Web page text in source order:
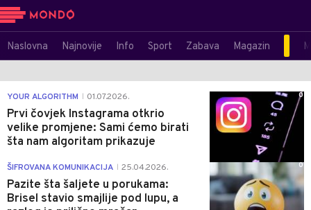
Naslovna Najnovije Info Sport Zabava Magazin
YOUR ALGORITHM 01.07.2026.
Prvi čovjek Instagrama otkrio
velike promjene: Sami ćemo birati
šta nam algoritam prikazuje
0
ŠIFROVANA KOMUNIKACIJA 25.04.2026.
Pazite šta šaljete u porukama:
Brisel stavio smajlije pod lupu, a
0